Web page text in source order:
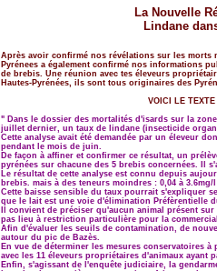
La Nouvelle
Lindane
Après avoir confirmé nos révélations sur les morts
Pyrénees a également confirmé nos informations
de brebis. Une réunion avec tes éleveurs
Hautes-Pyrénées, ils sont tous originaires des
VOICI LE
" Dans le dossier des mortalités d'isards sur la
juillet dernier, un taux de lindane (insecticide
Cette analyse avait été demandée par un éleveur
pendant le mois de juin.
De façon à affiner et confirmer ce résultat, un
pyrénées sur chacune des 5 brebis concernées. Il
Le résultat de cette analyse est connu depuis
brebis. mais à des teneurs moindres : 0,04 à
Cette baisse sensible du taux pourrait s'expliquer
que le lait est une voie d'élimination Préfèrentielle
Il convient de préciser qu'aucun animal présent
pas lieu à restriction particulière pour la
Afin d'évaluer les seuils de contamination, de
autour du pic de Bazès.
En vue de déterminer les mesures conservatoires
avec les 11 éleveurs propriétaires d'animaux ayant
Enfin, s'agissant de l'enquête judiciaire, la